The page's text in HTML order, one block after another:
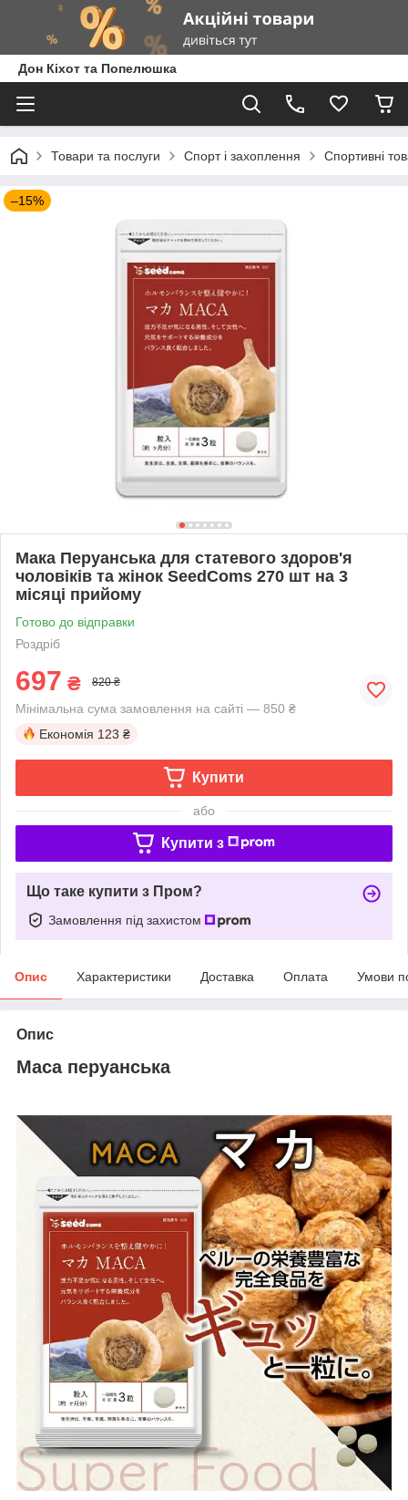
Дон Кіхот та Попелюшка
Товари та послуги Спорт і захоплення Спортивні
–15%
Мака Перуанська для статевого здоров'я
чоловіків та жінок SeedComs 270 шт на 3
місяці прийому
Готово до відправки
Роздріб
697 ₴ 820 ₴
Мінімальна сума замовлення на сайті — 850 ₴
Економія 123 ₴
Купити
або
Купити з
Що таке купити з Пром?
Замовлення під захистом
Опис Характеристики Доставка Оплата Умови
Опис
Maca перуанська